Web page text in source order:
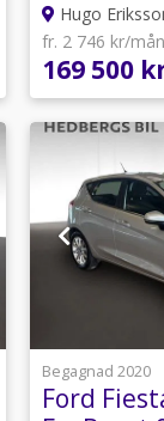
Hugo
fr. 2 746 kr/mån
169 500
Begagnad 2020
Ford